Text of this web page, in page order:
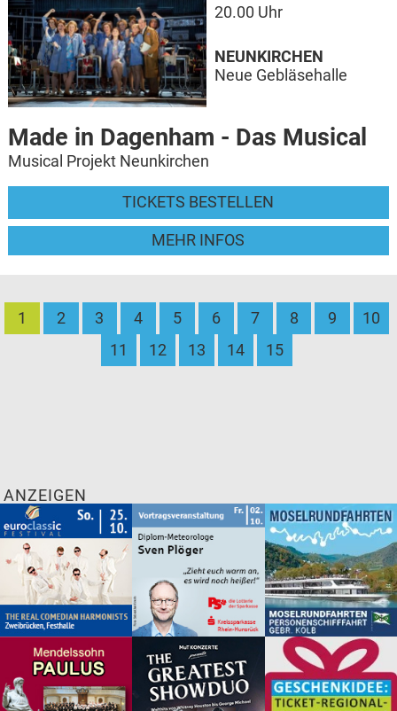
20.00 Uhr
Made in Dagenham - Das Musical
Musical Projekt Neunkirchen
TICKETS BESTELLEN
MEHR INFOS
NEUNKIRCHEN
Neue Gebläsehalle
1 2 3 4 5 6 7 8 9
10
11
12 13 14 15
ANZEIGEN